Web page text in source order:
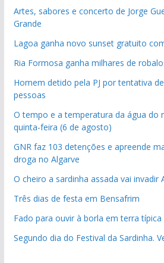
Artes, sabores e concerto de Jorge
Grande
Lagoa ganha novo sunset gratuito
Ria Formosa ganha milhares de
Homem detido pela PJ por tentativa
pessoas
O tempo e a temperatura da água do
quinta-feira (6 de agosto)
GNR faz 103 detenções e apreende
droga no Algarve
O cheiro a sardinha assada vai invadir
Três dias de festa em Bensafrim
Fado para ouvir à borla em terra
Segundo dia do Festival da Sardinha.